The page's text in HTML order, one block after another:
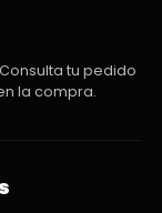
tu pedido
la compra.